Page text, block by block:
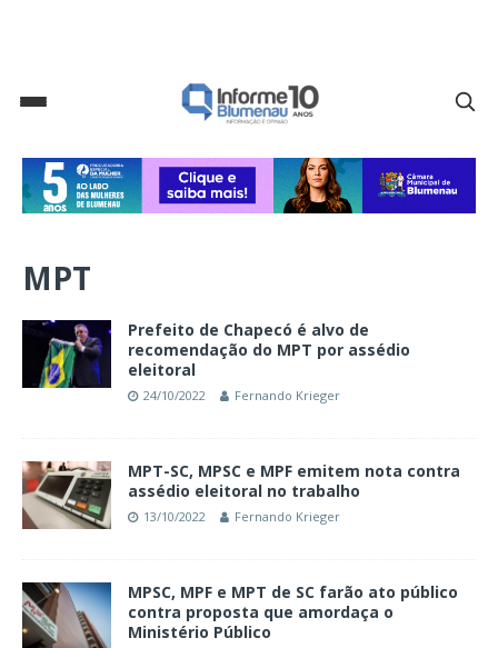
MPT
Prefeito de Chapecó é alvo de
recomendação do MPT por assédio
eleitoral
24/10/2022 Fernando Krieger
MPT-SC, MPSC e MPF emitem nota contra
assédio eleitoral no trabalho
13/10/2022 Fernando Krieger
MPSC, MPF e MPT de SC farão ato público
contra proposta que amordaça o
Ministério Público